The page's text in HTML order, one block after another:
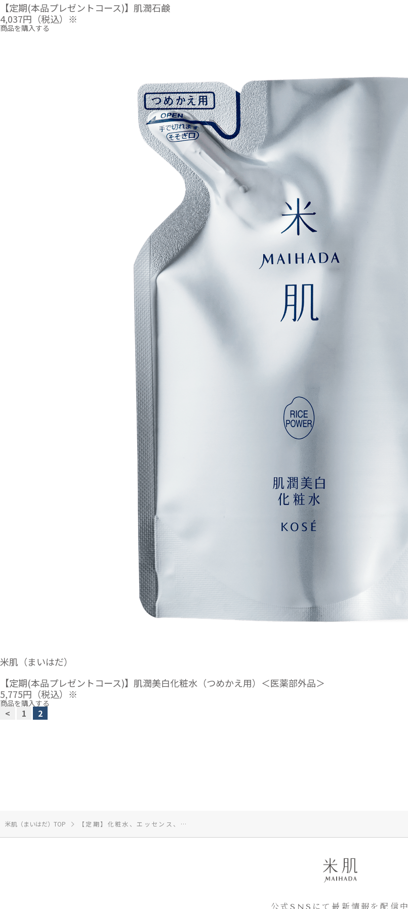
【定期(本品プレゼントコース)】肌潤石鹸
4,037円 （税込）※
商品を購入する
米肌（まいはだ）
【定期(本品プレゼントコース)】肌潤美白化粧水（つめかえ用）＜医薬部外品＞
5,775円 （税込）※
商品を購入する
< 1 2
米肌（まいはだ）TOP 【定期】化粧水、エッセンス、クリーム、石鹸
公式SNSにて最新情報を配信中